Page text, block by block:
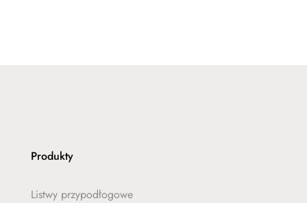
Produkty
Listwy przypodłogowe